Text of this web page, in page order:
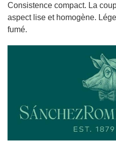
Consistence compact. La
aspect lise et homogène.
fumé.